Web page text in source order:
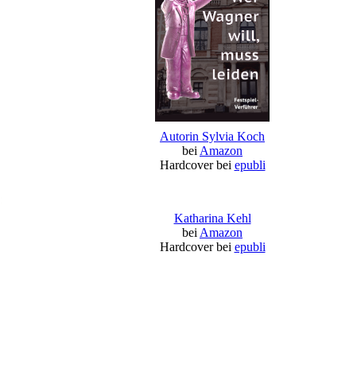
Autorin Sylvia Koch
bei Amazon
Hardcover bei epubli
Katharina Kehl
bei Amazon
Hardcover bei epubli